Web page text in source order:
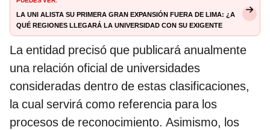
La UNI alista su primera gran expansión fuera de Lima: ¿a
qué regiones llegará la universidad con su exigente
modelo educativo?
La entidad precisó que publicará anualmente
una relación oficial de universidades
consideradas dentro de estas clasificaciones,
la cual servirá como referencia para los
procesos de reconocimiento. Asimismo, los